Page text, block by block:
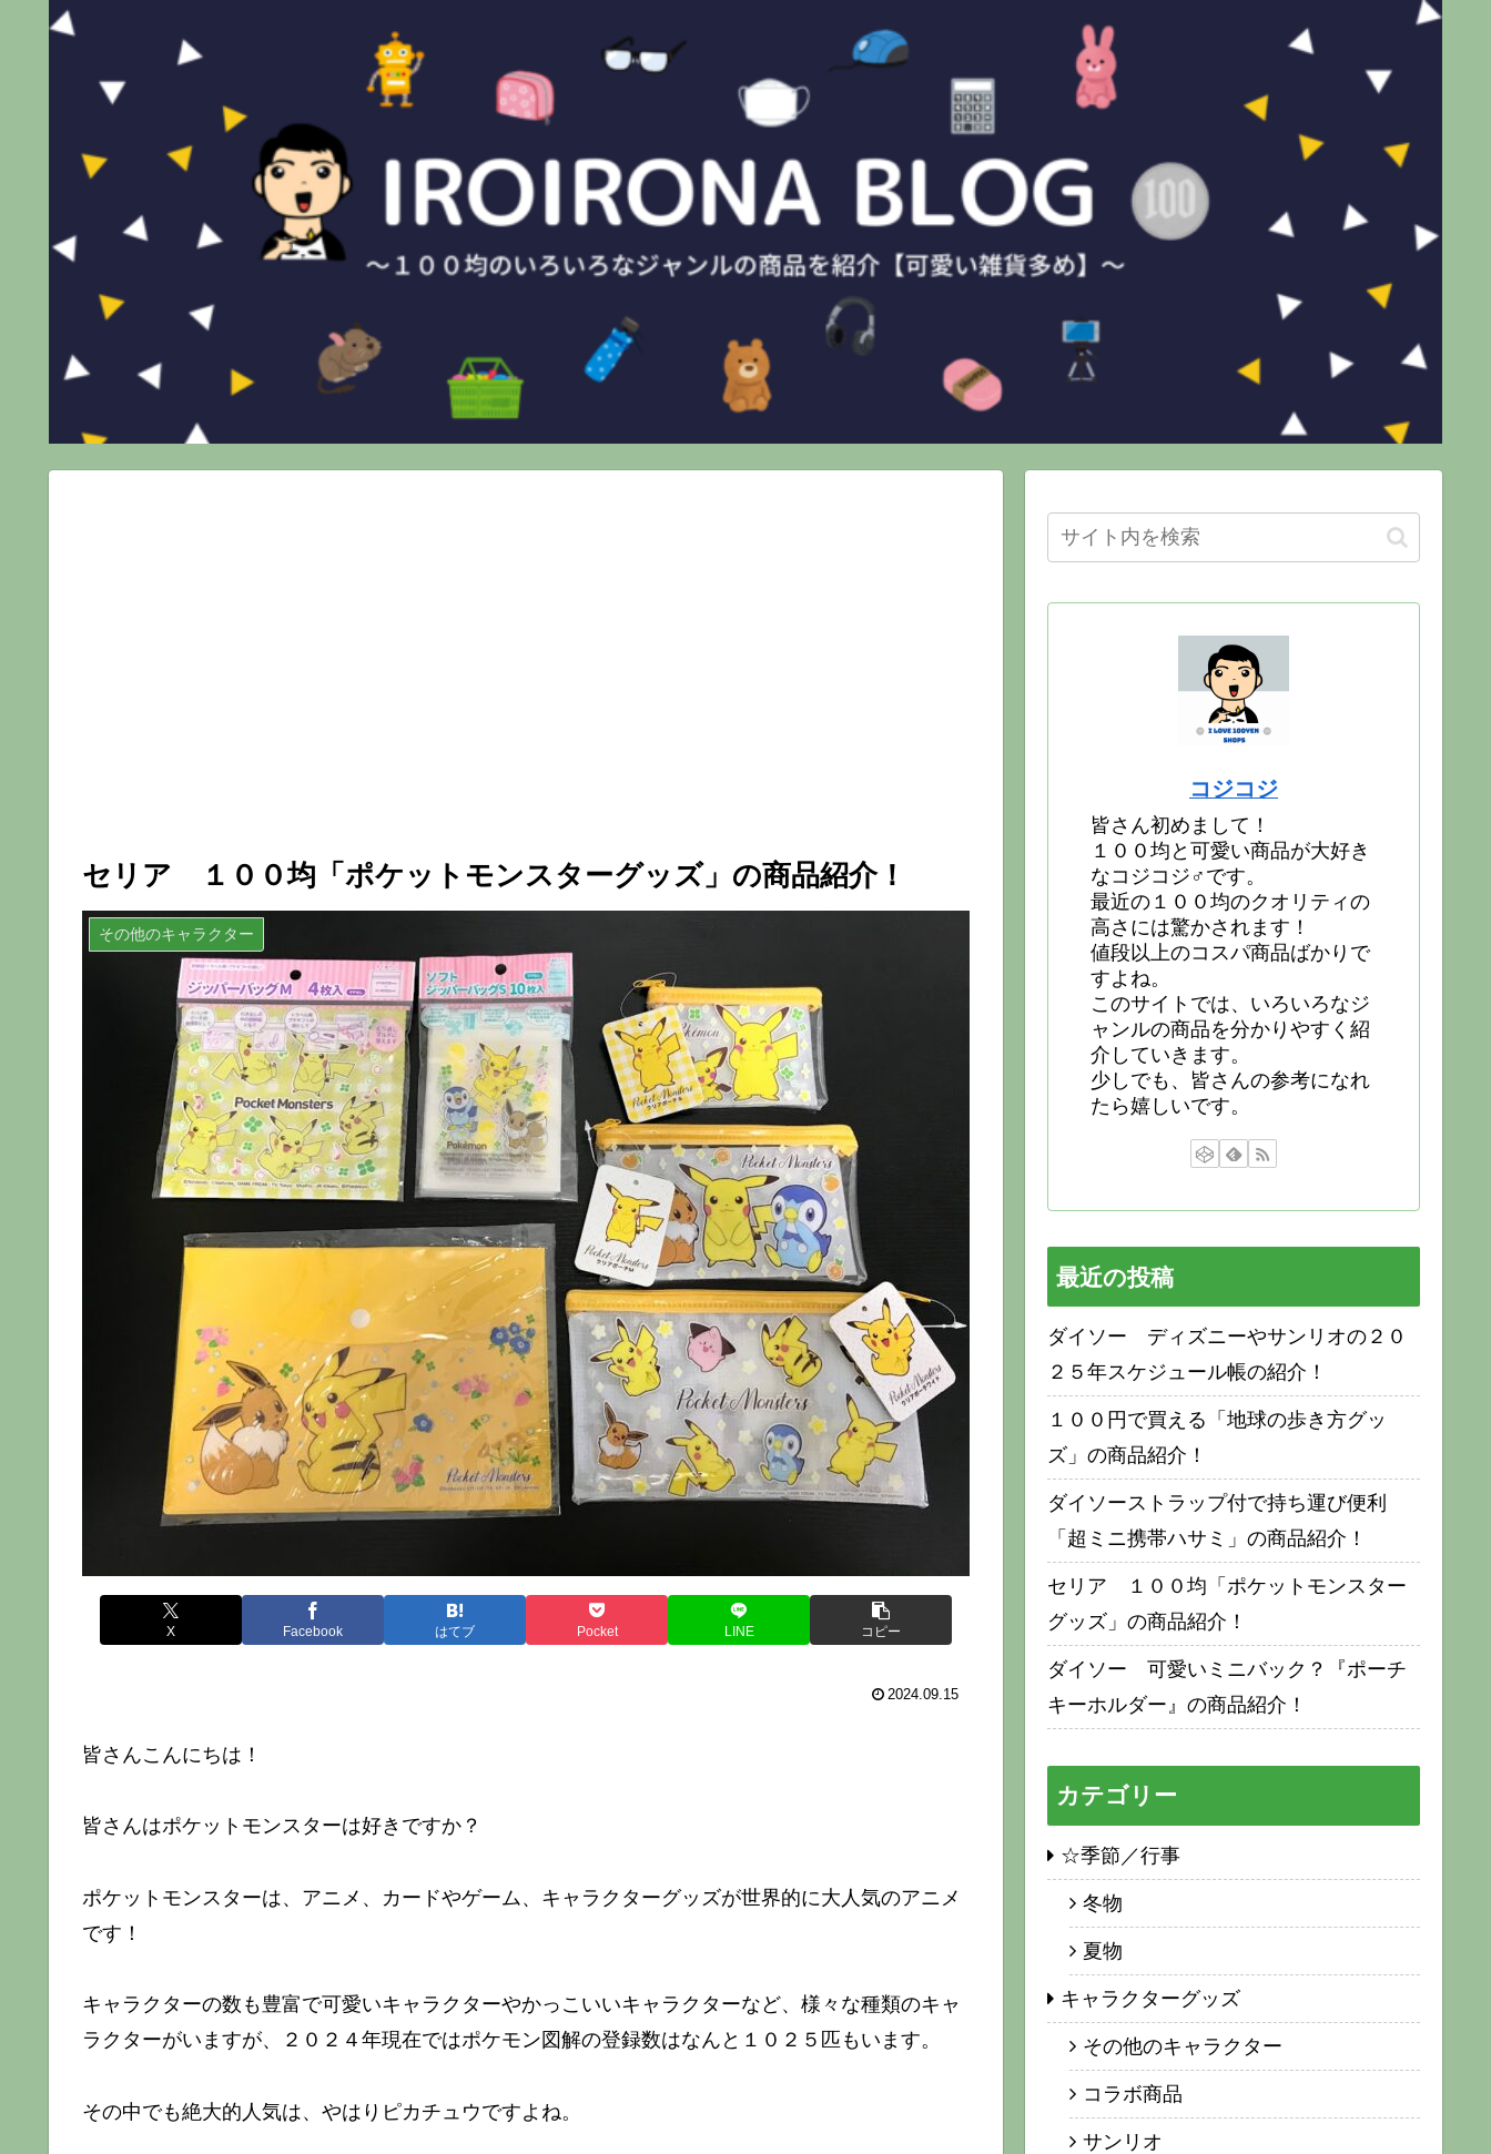
セリア １００均「ポケットモンスターグッズ」の商品紹介！
その他のキャラクター
X Facebook はてブ Pocket LINE コピー
2024.09.15
皆さんこんにちは！
皆さんはポケットモンスターは好きですか？
ポケットモンスターは、アニメ、カードやゲーム、キャラクターグッズが世界的に大人気のアニメ
です！
キャラクターの数も豊富で可愛いキャラクターやかっこいいキャラクターなど、様々な種類のキャ
ラクターがいますが、２０２４年現在ではポケモン図解の登録数はなんと１０２５匹もいます。
その中でも絶大的人気は、やはりピカチュウですよね。
コジコジ
皆さん初めまして！
１００均と可愛い商品が大好き
なコジコジ♂です。
最近の１００均のクオリティの
高さには驚かされます！
値段以上のコスパ商品ばかりで
すよね。
このサイトでは、いろいろなジ
ャンルの商品を分かりやすく紹
介していきます。
少しでも、皆さんの参考になれ
たら嬉しいです。
最近の投稿
ダイソー ディズニーやサンリオの２０
２５年スケジュール帳の紹介！
１００円で買える「地球の歩き方グッ
ズ」の商品紹介！
ダイソーストラップ付で持ち運び便利
「超ミニ携帯ハサミ」の商品紹介！
セリア １００均「ポケットモンスター
グッズ」の商品紹介！
ダイソー 可愛いミニバック？『ポーチ
キーホルダー』の商品紹介！
カテゴリー
☆季節／行事
冬物
夏物
キャラクターグッズ
その他のキャラクター
コラボ商品
サンリオ